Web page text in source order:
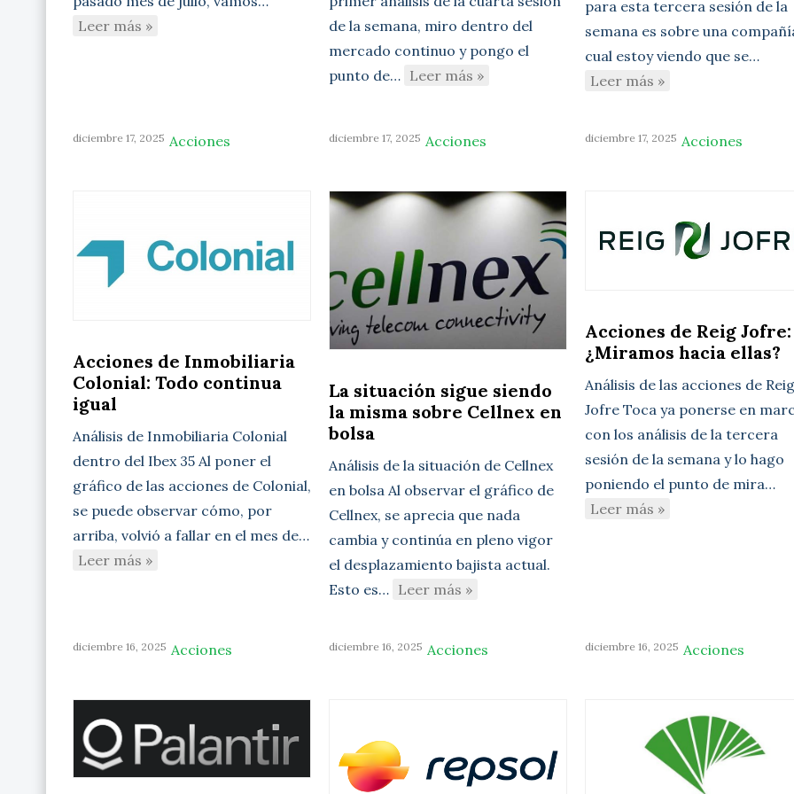
Leer más »
de la semana, miro dentro del
mercado continuo y pongo el
punto de… Leer más »
para esta tercera sesión de la
semana es sobre una
cual estoy viendo que se…
Leer más »
diciembre 17, 2025 Acciones
Acciones de Inmobiliaria
Colonial: Todo continua
igual
Análisis de Inmobiliaria Colonial
dentro del Ibex 35 Al poner el
gráfico de las acciones de Colonial,
se puede observar cómo, por
arriba, volvió a fallar en el mes de…
Leer más »
diciembre 17, 2025 Acciones
La situación sigue siendo
la misma sobre Cellnex en
bolsa
Análisis de la situación de Cellnex
en bolsa Al observar el gráfico de
Cellnex, se aprecia que nada
cambia y continúa en pleno vigor
el desplazamiento bajista actual.
Esto es… Leer más »
diciembre 17, 2025 Acciones
Acciones de Reig Jofre:
¿Miramos hacia ellas?
Análisis de las acciones de
Jofre Toca ya ponerse en
con los análisis de la tercera
sesión de la semana y lo hago
poniendo el punto de mira…
Leer más »
diciembre 16, 2025 Acciones diciembre 16, 2025 Acciones diciembre 16, 2025 Acciones